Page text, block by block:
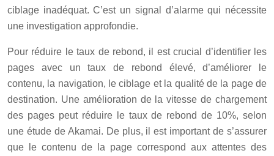
ciblage inadéquat. C’est un signal d’alarme qui nécessite
une investigation approfondie.
Pour réduire le taux de rebond, il est crucial d’identifier les
pages avec un taux de rebond élevé, d’améliorer le
contenu, la navigation, le ciblage et la qualité de la page de
destination. Une amélioration de la vitesse de chargement
des pages peut réduire le taux de rebond de 10%, selon
une étude de Akamai. De plus, il est important de s’assurer
que le contenu de la page correspond aux attentes des